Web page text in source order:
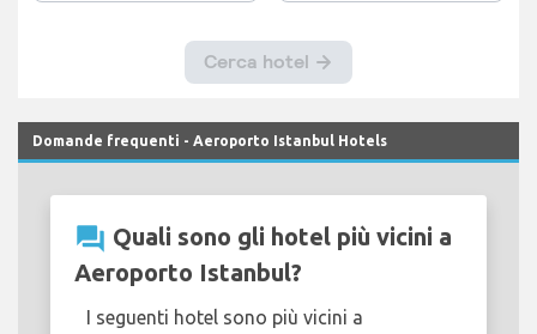
Domande frequenti - Aeroporto Istanbul Hotels
question_answer Quali sono gli hotel più vicini a
Aeroporto Istanbul?
I seguenti hotel sono più vicini a